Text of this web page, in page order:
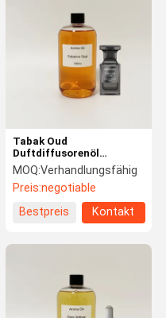
VR-Show Über Uns
Tabak Oud
Duftdiffusorenöl
Alkoholfreie ätherische
Öle für kommerzielle
Verwendung
MOQ:Verhandlungsfähig
Preis:negotiable
Bestpreis
Kontakt